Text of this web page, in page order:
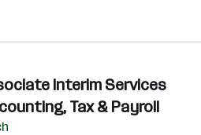
Interim Services
Tax & Payroll